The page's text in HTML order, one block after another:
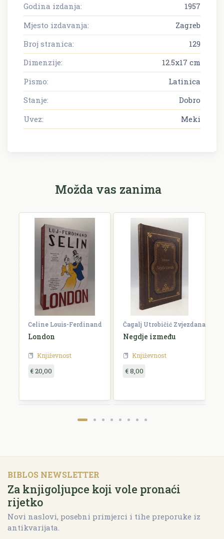
Godina izdanja:
1957
Mjesto izdavanja:
Zagreb
Broj stranica:
129
Dimenzije:
12.5x17 cm
Pismo:
Latinica
Stanje:
Dobro
Uvez:
Meki
Možda vas zanima
Celine Louis-Ferdinand
London
Književnost
€ 20,00
Čagalj Utrobičić Zvjezdana
Negdje između
Književnost
€ 8,00
BIBLOS NEWSLETTER
Za knjigoljupce koji vole pronaći
rijetko
Novi naslovi, posebni primjerci i tihe preporuke iz
antikvarijata.